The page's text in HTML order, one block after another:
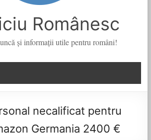
Românesc
şi informații utile pentru români!
necalificat pentru
Germania 2400 €